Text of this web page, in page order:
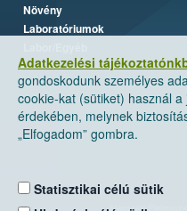
Adatkezelési
gondoskodunk személyes
cookie-kat (sütiket) használ
érdekében, melynek
„Elfogadom” gombra.
Statisztikai célú sütik
Növény
Laboratóriumok
Nemzeti